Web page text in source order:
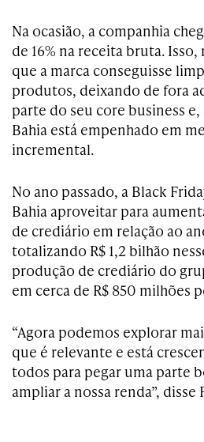
Na ocasião, a companhia
de 16% na receita bruta.
que a marca conseguisse
produtos, deixando de fora
parte do seu core business e,
Bahia está empenhado em
incremental.
No ano passado, a Black
Bahia aproveitar para
de crediário em relação ao
totalizando R$ 1,2 bilhão
produção de crediário do
em cerca de R$ 850 milhões
“Agora podemos explorar
que é relevante e está
todos para pegar uma parte
ampliar a nossa renda”, disse